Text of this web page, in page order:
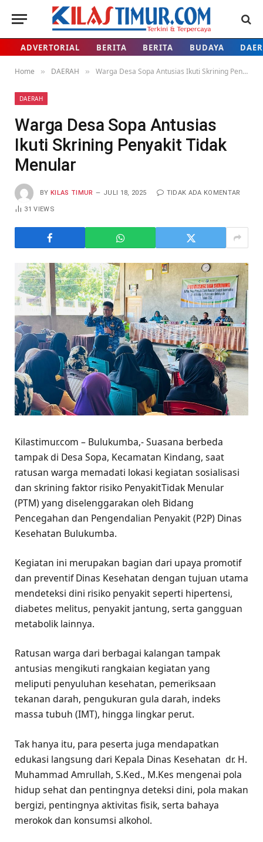
ADVERTORIAL BERITA BERITA BUDAYA
Home » DAERAH » Warga Desa Sopa Antusias Ikuti Skrining Penyakit Tidak Menular
DAERAH
Warga Desa Sopa Antusias
Ikuti Skrining Penyakit Tidak
Menular
BY KILAS TIMUR JULI 18, 2025 TIDAK ADA KOMENTAR
31VIEWS
Kilastimur.com – Bulukumba,- Suasana berbeda
tampak di Desa Sopa, Kecamatan Kindang, saat
ratusan warga memadati lokasi kegiatan sosialisasi
dan skrining faktor risiko PenyakitTidak Menular
(PTM) yang diselenggarakan oleh Bidang
Pencegahan dan Pengendalian Penyakit (P2P) Dinas
Kesehatan Bulukumba.
Kegiatan ini merupakan bagian dari upaya promotif
dan preventif Dinas Kesehatan dengan tujuan utama
mendeteksi dini risiko penyakit seperti hipertensi,
diabetes melitus, penyakit jantung, serta gangguan
metabolik lainnya.
Ratusan warga dari berbagai kalangan tampak
antusias mengikuti rangkaian kegiatan yang
meliputi penyuluhan kesehatan, pemeriksaan
tekanan darah, pengukuran gula darah, indeks
massa tubuh (IMT), hingga lingkar perut.
Tak hanya itu, para peserta juga mendapatkan
edukasi langsung dari Kepala Dinas Kesehatan dr. H.
Muhammad Amrullah, S.Ked., M.Kes mengenai pola
hidup sehat dan pentingnya deteksi dini, pola makan
bergizi, pentingnya aktivitas fisik, serta bahaya
merokok dan konsumsi alkohol.